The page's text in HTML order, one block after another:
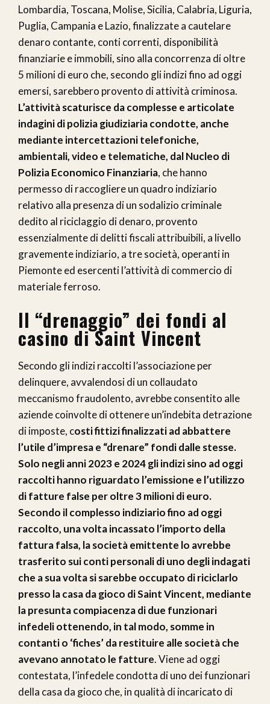
Lombardia, Toscana, Molise, Sicilia, Calabria, Liguria,
Puglia, Campania e Lazio, finalizzate a cautelare
denaro contante, conti correnti, disponibilità
finanziarie e immobili, sino alla concorrenza di oltre
5 milioni di euro che, secondo gli indizi fino ad oggi
emersi, sarebbero provento di attività criminosa.
L’attività scaturisce da complesse e articolate
indagini di polizia giudiziaria condotte, anche
mediante intercettazioni telefoniche,
ambientali, video e telematiche, dal Nucleo di
Polizia Economico Finanziaria, che hanno
permesso di raccogliere un quadro indiziario
relativo alla presenza di un sodalizio criminale
dedito al riciclaggio di denaro, provento
essenzialmente di delitti fiscali attribuibili, a livello
gravemente indiziario, a tre società, operanti in
Piemonte ed esercenti l’attività di commercio di
materiale ferroso.
Il “drenaggio” dei fondi al
casino di Saint Vincent
Secondo gli indizi raccolti l’associazione per
delinquere, avvalendosi di un collaudato
meccanismo fraudolento, avrebbe consentito alle
aziende coinvolte di ottenere un’indebita detrazione
di imposte, costi fittizi finalizzati ad abbattere
l’utile d’impresa e “drenare” fondi dalle stesse.
Solo negli anni 2023 e 2024 gli indizi sino ad oggi
raccolti hanno riguardato l’emissione e l’utilizzo
di fatture false per oltre 3 milioni di euro.
Secondo il complesso indiziario fino ad oggi
raccolto, una volta incassato l’importo della
fattura falsa, la società emittente lo avrebbe
trasferito sui conti personali di uno degli indagati
che a sua volta si sarebbe occupato di riciclarlo
presso la casa da gioco di Saint Vincent, mediante
la presunta compiacenza di due funzionari
infedeli ottenendo, in tal modo, somme in
contanti o ‘fiches’ da restituire alle società che
avevano annotato le fatture. Viene ad oggi
contestata, l’infedele condotta di uno dei funzionari
della casa da gioco che, in qualità di incaricato di